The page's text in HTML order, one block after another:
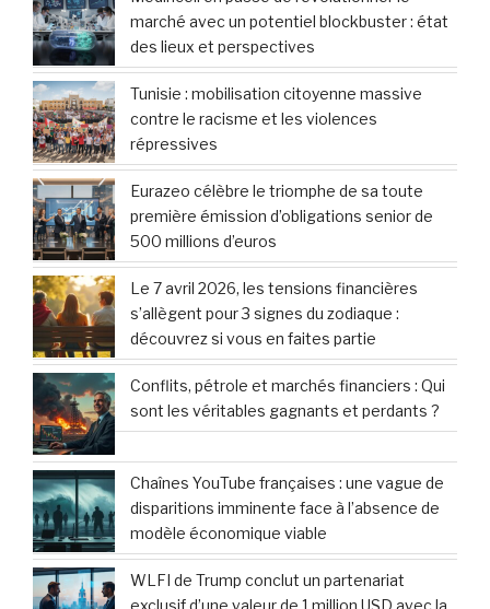
marché avec un potentiel blockbuster : état
des lieux et perspectives
Tunisie : mobilisation citoyenne massive
contre le racisme et les violences
répressives
Eurazeo célèbre le triomphe de sa toute
première émission d’obligations senior de
500 millions d’euros
Le 7 avril 2026, les tensions financières
s’allègent pour 3 signes du zodiaque :
découvrez si vous en faites partie
Conflits, pétrole et marchés financiers : Qui
sont les véritables gagnants et perdants ?
Chaînes YouTube françaises : une vague de
disparitions imminente face à l’absence de
modèle économique viable
WLFI de Trump conclut un partenariat